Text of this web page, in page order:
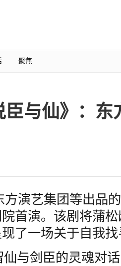
聚焦
臣与仙》：
方演艺集团等出品
首演。该剧将蒲
了一场关于自我
仙与剑臣的灵魂对话